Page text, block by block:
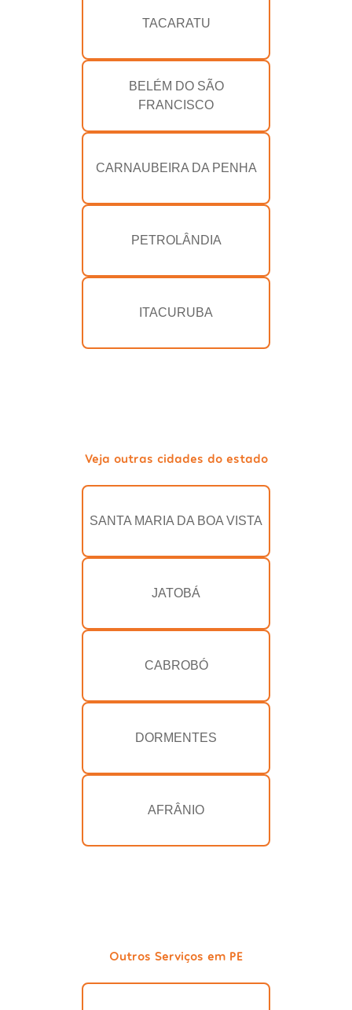
TACARATU
BELÉM DO SÃO
FRANCISCO
CARNAUBEIRA DA PENHA
PETROLÂNDIA
ITACURUBA
Veja outras cidades do estado
SANTA MARIA DA BOA VISTA
JATOBÁ
CABROBÓ
DORMENTES
AFRÂNIO
Outros Serviços em PE